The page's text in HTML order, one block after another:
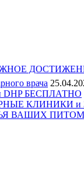
врача
DHP БЕСПЛАТНО
КЛИНИКИ и
ВАШИХ